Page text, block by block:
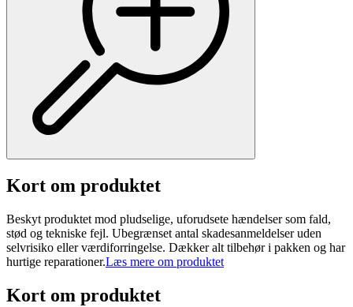
Kort om produktet
Beskyt produktet mod pludselige, uforudsete hændelser som fald,
stød og tekniske fejl. Ubegrænset antal skadesanmeldelser uden
selvrisiko eller værdiforringelse. Dækker alt tilbehør i pakken og har
hurtige reparationer.Læs mere om produktet
Kort om produktet